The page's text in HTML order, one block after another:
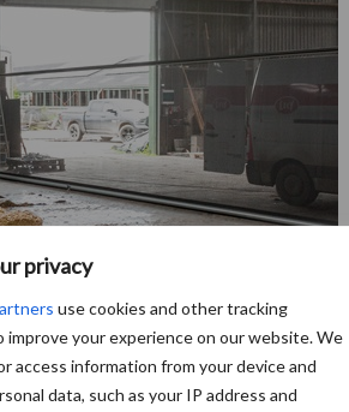
privacy
use cookies and other tracking
your experience on our website. We
access information from your device and
data, such as your IP address and